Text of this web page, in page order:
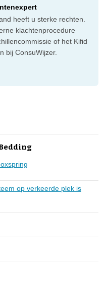
heeft u sterke rechten.
klachtenprocedure
of het Kifid
bij ConsuWijzer.
op verkeerde plek is